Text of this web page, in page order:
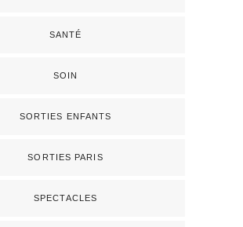
SANTÉ
SOIN
SORTIES ENFANTS
SORTIES PARIS
SPECTACLES